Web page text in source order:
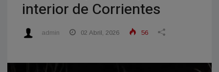
interior de Corrientes
admin 02 Abril, 2026 56